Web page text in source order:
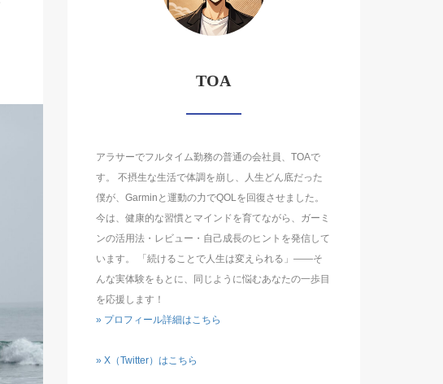
TOA
アラサーでフルタイム勤務の普通の会社員、TOAで
す。 不摂生な生活で体調を崩し、人生どん底だった
僕が、Garminと運動の力でQOLを回復させました。
今は、健康的な習慣とマインドを育てながら、ガーミ
ンの活用法・レビュー・自己成長のヒントを発信して
います。 「続けることで人生は変えられる」――そ
んな実体験をもとに、同じように悩むあなたの一歩目
を応援します！
» プロフィール詳細はこちら
» X（Twitter）はこちら